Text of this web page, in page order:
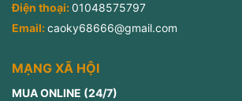
Điện thoại:01048575797
Email:caoky68666@gmail.com
MẠNG XÃ HỘI
MUA ONLINE (24/7)